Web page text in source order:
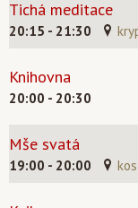
Tichá meditace
20:15 - 21:30
Knihovna
20:00 - 20:30
Mše svatá
19:00 - 20:00